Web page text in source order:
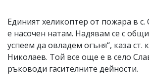
Единият хеликоптер от пожара в
е насочен натам. Надявам се с
успеем да овладем огъня“, каза ст.
Николаев. Той все още е в село
ръководи гасителните дейности.